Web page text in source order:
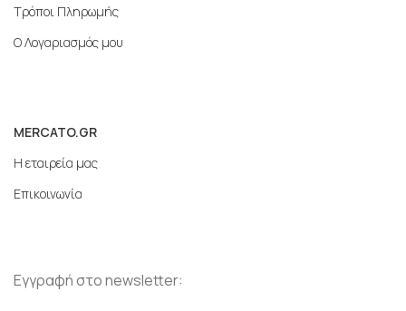
Τρόποι Πληρωμής
Ο Λογαριασμός μου
MERCATO.GR
Η εταιρεία μας
Επικοινωνία
Εγγραφή στο newsletter: